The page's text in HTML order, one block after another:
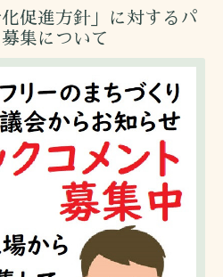
促進方針」に対するパ
集について